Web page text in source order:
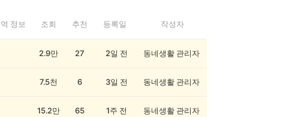
정보 조회 추천 등록일 작성자
2.9만 27 2일 전 동네생활 관리자
7.5천 6 3일 전 동네생활 관리자
15.2만 65 1주 전 동네생활 관리자